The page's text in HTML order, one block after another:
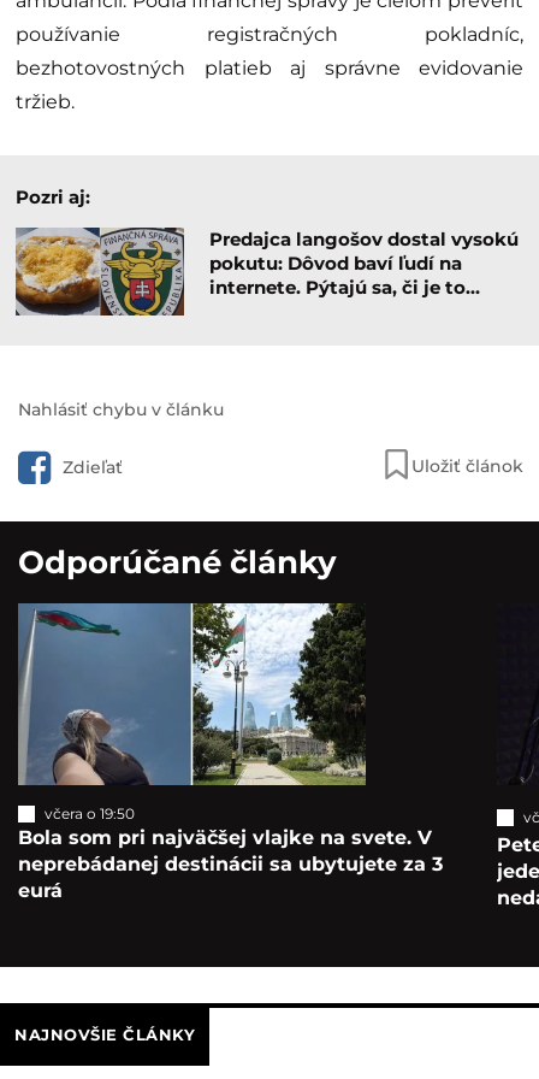
Finančná správa pokračuje v
kontrolách
rizikom porušovania zákona. Kontroly sa týkajú
najmä gastra, služieb, stavebníctva či zdravotníckych
ambulancií. Podľa finančnej správy je cieľom preveriť
používanie registračných pokladníc,
Pozri aj:
internete. Pýtajú sa, či je to…
Nahlásiť chybu v článku
Zdieľať
Odporúčané články